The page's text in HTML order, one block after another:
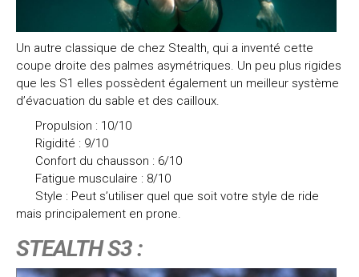
Un autre classique de chez Stealth, qui a inventé cette
coupe droite des palmes asymétriques. Un peu plus rigides
que les S1 elles possèdent également un meilleur système
d’évacuation du sable et des cailloux.
Propulsion : 10/10
Rigidité : 9/10
Confort du chausson : 6/10
Fatigue musculaire : 8/10
Style : Peut s’utiliser quel que soit votre style de ride
mais principalement en prone.
STEALTH S3 :